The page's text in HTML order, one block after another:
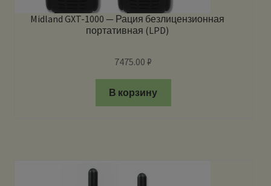
Midland GXT-1000 — Рация безлицензионная
портативная (LPD)
7475.00₽
В корзину